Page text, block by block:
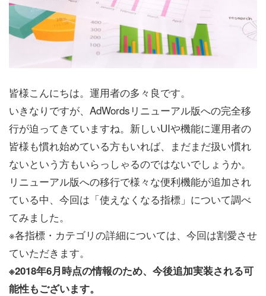
皆様こんにちは。運用者の多々良です。
いきなりですが、AdWordsリニューアル版への完全移
行が迫ってきていますね。新しいUIや機能に運用者の
皆様も慣れ始めている方もいれば、まだまだ扱い慣れ
ないという方もいらっしゃるのではないでしょうか。
リニューアル版への移行で様々な便利機能が追加され
ている中、今回は「使えなくなる指標」について調べ
てみました。
※各指標・カテゴリの詳細については、今回は割愛させ
ていただきます。
※2018年6月時点の情報のため、今後追加実装される可
能性もございます。